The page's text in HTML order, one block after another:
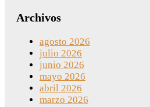
Archivos
agosto 2026
julio 2026
junio 2026
mayo 2026
abril 2026
marzo 2026